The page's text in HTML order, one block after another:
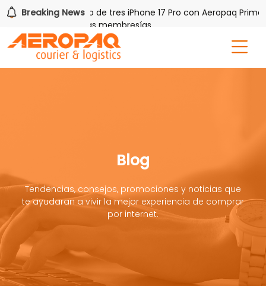
Breaking News
Gana uno de tres iPhone 17 Pro con Aeropaq Prime
tres meses nuevas membresías
Blog
Tendencias, consejos, promociones y noticias que
te ayudaran a vivir la mejor experiencia de comprar
por internet.